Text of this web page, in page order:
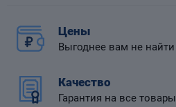
Цены
Выгоднее вам не найти
Качество
Гарантия на все товары